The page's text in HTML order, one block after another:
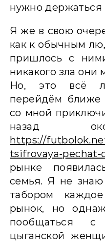
нужно
Я же в свою
как к обычным
пришлось с
никакого зла они
Но, это всё
перейдём ближе
со мной
назад
https://
tsifrovaya-pechat-
рынке
семья. Я не
табором
рынок, но
пообщаться
цыганской